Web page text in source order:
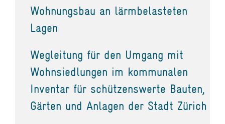
Wohnungsbau an lärmbelasteten
Lagen
Wegleitung für den Umgang mit
Wohnsiedlungen im kommunalen
Inventar für schützenswerte Bauten,
Gärten und Anlagen der Stadt Zürich